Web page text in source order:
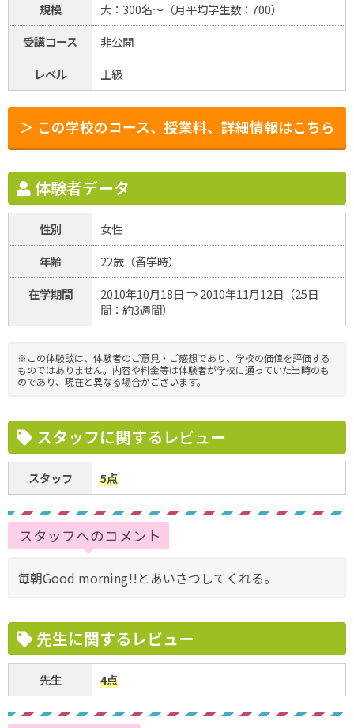
規模
大：300名～（月平均学生数：700）
受講コース
非公開
レベル
上級
＞ この学校のコース、授業料、詳細情報はこちら
体験者データ
性別
女性
年齢
22歳（留学時）
在学期間
2010年10月18日 ⇒ 2010年11月12日（25日
間：約3週間）
※この体験談は、体験者のご意見・ご感想であり、学校の価値を評価する
ものではありません。内容や料金等は体験者が学校に通っていた当時のも
のであり、現在と異なる場合がございます。
スタッフに関するレビュー
スタッフ 5点
スタッフへのコメント
毎朝Good morning!!とあいさつしてくれる。
先生に関するレビュー
先生 4点